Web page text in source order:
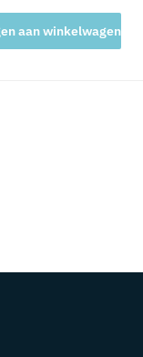
aan winkelwagen